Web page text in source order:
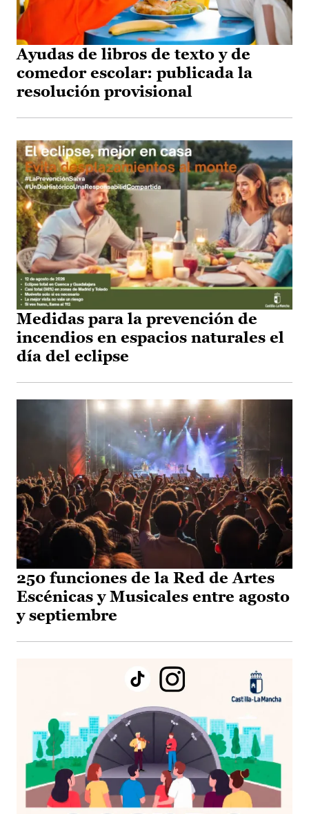
Ayudas de libros de texto y de
comedor escolar: publicada la
resolución provisional
Medidas para la prevención de
incendios en espacios naturales el
día del eclipse
250 funciones de la Red de Artes
Escénicas y Musicales entre agosto
y septiembre